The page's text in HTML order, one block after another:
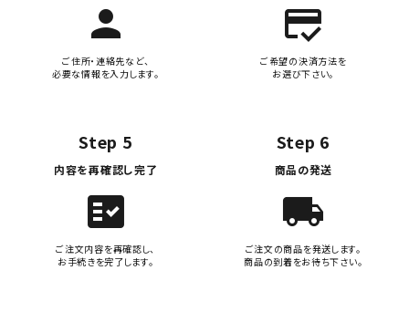
person
ご住所・連絡先など、
必要な情報を入力します。
credit_score
ご希望の決済方法を
お選び下さい。
Step 5
内容を再確認し完了
fact_check
ご注文内容を再確認し、
お手続きを完了します。
Step 6
商品の発送
local_shipping
ご注文の商品を発送します。
商品の到着をお待ち下さい。